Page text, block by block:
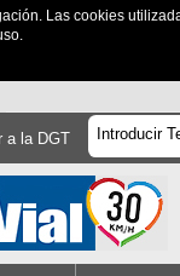
Las cookies
Ir a la DGT